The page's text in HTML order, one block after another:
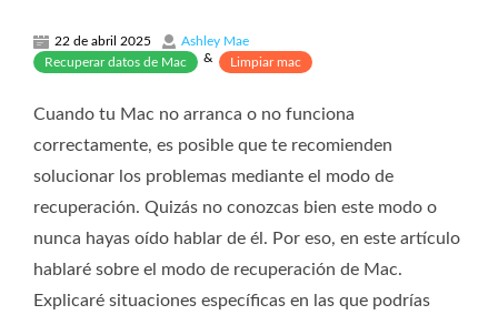
22 de abril 2025
Ashley Mae
Recuperar datos de Mac
& Limpiar mac
Cuando tu Mac no arranca o no funciona
correctamente, es posible que te recomienden
solucionar los problemas mediante el modo de
recuperación. Quizás no conozcas bien este modo o
nunca hayas oído hablar de él. Por eso, en este artículo
hablaré sobre el modo de recuperación de Mac.
Explicaré situaciones específicas en las que podrías